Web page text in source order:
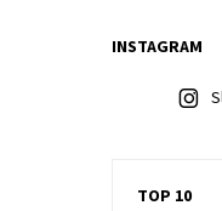
INSTAGRAM
TOP 10